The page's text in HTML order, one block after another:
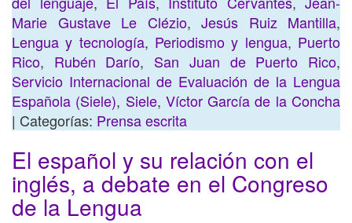
Marie Gustave Le Clézio, Jesús Ruiz Mantilla,
Lengua y tecnología, Periodismo y lengua, Puerto
Rico, Rubén Darío, San Juan de Puerto Rico,
Servicio Internacional de Evaluación de la Lengua
Española (Siele), Siele, Víctor García de la Concha
| Categorías: Prensa escrita
El español y su relación con el
inglés, a debate en el Congreso
de la Lengua